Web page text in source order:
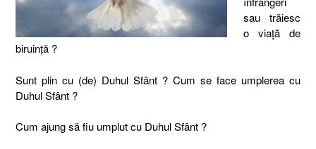
sau trăiesc
o viaţă de
biruinţă ?
Sunt plin cu (de) Duhul Sfânt ? Cum se face umplerea cu
Duhul Sfânt ?
Cum ajung să fiu umplut cu Duhul Sfânt ?